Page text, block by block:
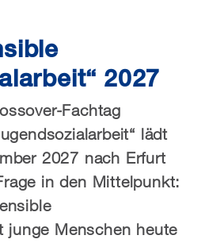
2027
Fachtag
lädt
2027 nach Erfurt
in den Mittelpunkt:
junge Menschen heute